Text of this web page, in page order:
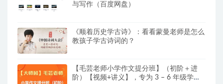
与写作（百度网盘）
《顺着历史学古诗》：看看蒙曼老师是怎么
教孩子学古诗词的？
【毛芸老师小学作文提分班】（初阶＋进
阶）【视频+讲义】，专为 3 – 6 年级学员